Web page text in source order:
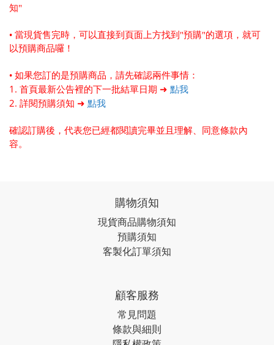
知"
• 當現貨售完時，可以直接到頁面上方找到"預購"的選項，就可
以預購商品囉！
• 如果您訂的是預購商品，請先確認兩件事情：
1. 首頁最新公告裡的下一批結單日期 ➜ 點我
2. 詳閱預購須知 ➜ 點我
確認訂購後，代表您已經都閱讀完畢並且理解、同意條款內
容。
購物須知
現貨商品購物須知
預購須知
客製化訂單須知
顧客服務
常見問題
條款與細則